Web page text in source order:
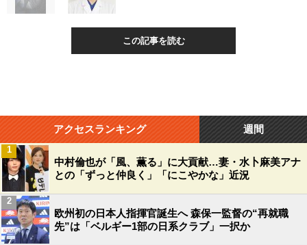
この記事を読む
アクセスランキング 週間
中村倫也が「風、薫る」に大貢献…妻・水卜麻美アナ
との「ずっと仲良く」「にこやかな」近況
1
欧州初の日本人指揮官誕生へ 森保一監督の“再就職
先”は「ベルギー1部の日系クラブ」一択か
2